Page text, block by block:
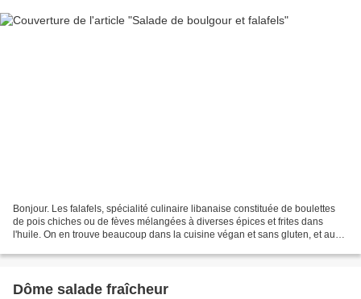
Bonjour. Les falafels, spécialité culinaire libanaise constituée de boulettes
de pois chiches ou de fèves mélangées à diverses épices et frites dans
l'huile. On en trouve beaucoup dans la cuisine végan et sans gluten, et aussi
Dôme salade fraîcheur